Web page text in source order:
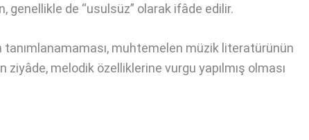
genellikle de “usulsüz” olarak ifâde edilir.
muhtemelen müzik literatürünün
melodik özelliklerine vurgu yapılmış olması